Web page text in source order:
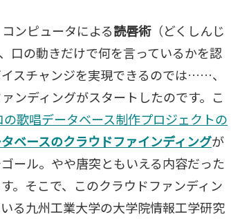
ンピュータによる読唇術（どくしんじ
口の動きだけで何を言っているかを認
スチャンジを実現できるのでは……、
ンディングがスタートしたのです。こ
歌唱データベース制作プロジェクトの
ベースのクラウドファインディングが
ール。やや唐突ともいえる内容だった
。そこで、このクラウドファンディン
る九州工業大学の大学院情報工学研究